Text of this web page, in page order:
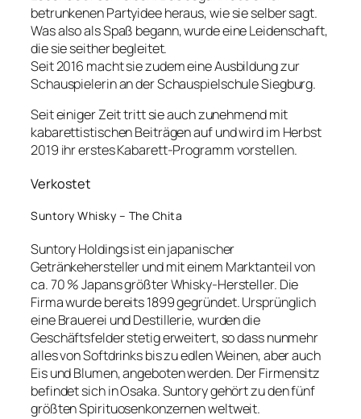
betrunkenen Partyidee heraus, wie sie selber sagt.
Was also als Spaß begann, wurde eine Leidenschaft,
die sie seither begleitet.
Seit 2016 macht sie zudem eine Ausbildung zur
Schauspielerin an der Schauspielschule Siegburg.
Seit einiger Zeit tritt sie auch zunehmend mit
kabarettistischen Beiträgen auf und wird im Herbst
2019 ihr erstes Kabarett-Programm vorstellen.
Verkostet
Suntory Whisky – The Chita
Suntory Holdings ist ein japanischer
Getränkehersteller und mit einem Marktanteil von
ca. 70 % Japans größter Whisky-Hersteller. Die
Firma wurde bereits 1899 gegründet. Ursprünglich
eine Brauerei und Destillerie, wurden die
Geschäftsfelder stetig erweitert, so dass nunmehr
alles von Softdrinks bis zu edlen Weinen, aber auch
Eis und Blumen, angeboten werden. Der Firmensitz
befindet sich in Osaka. Suntory gehört zu den fünf
größten Spirituosenkonzernen weltweit.